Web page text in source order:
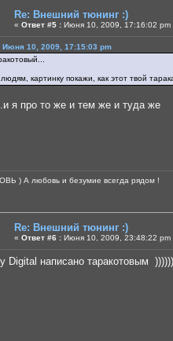
Re: Внешний тюнинг :)
« Ответ #5 : Июня 10, 2009, 17:16:02 pm
Июня 10, 2009, 17:15:03 pm
картинку покажи, как этот твой
я про то же и тем же и туда же
) А любовь и безумие всегда рядом !
Re: Внешний тюнинг :)
« Ответ #6 : Июня 10, 2009, 23:48:22 pm
Digital написано таракотовым